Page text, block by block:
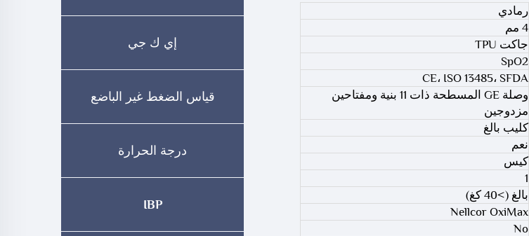
إي ك جي
قياس الضغط غير الباضع
درجة الحرارة
IBP
رمادي
4 مم
جاكت TPU
SpO2
CE، ISO 13485، SFDA
وصلة GE المسطحة ذات 11 بنية ومفتاحين
مزدوجين
كليب بالغ
نعم
كيس
1
بالغ (>40 كغ)
Nellcor OxiMax
No